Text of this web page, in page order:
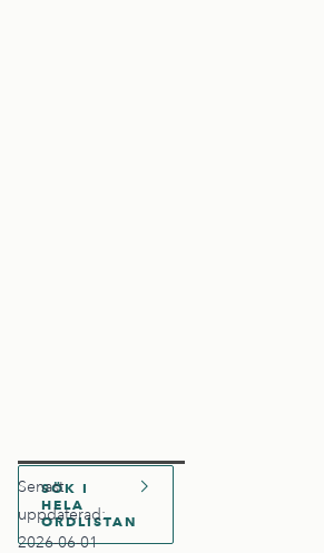
SÖK I
HELA
ORDLISTAN
Senast
uppdaterad:
2026-06-01